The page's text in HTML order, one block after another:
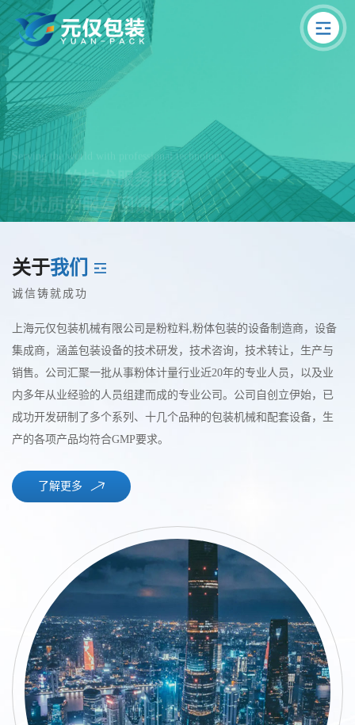
Serving the world with professional technology
用专业的技术服务世界
以优质的服务回馈客户
关于我们
诚信铸就成功
上海元仅包装机械有限公司是粉粒料,粉体包装的设备制造商，设备
集成商，涵盖包装设备的技术研发，技术咨询，技术转让，生产与
销售。公司汇聚一批从事粉体计量行业近20年的专业人员，以及业
内多年从业经验的人员组建而成的专业公司。公司自创立伊始，已
成功开发研制了多个系列、十几个品种的包装机械和配套设备，生
产的各项产品均符合GMP要求。
了解更多